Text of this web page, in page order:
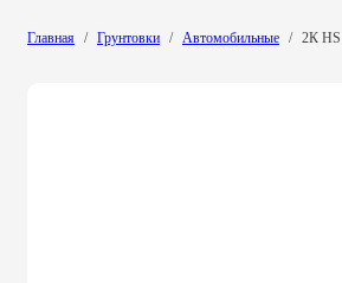
Главная / Грунтовки / Автомобильные / 2К HS